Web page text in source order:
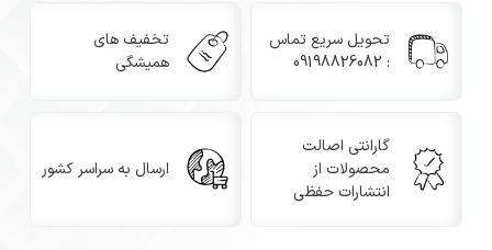
پیش‌دبستانی‌ها
مقوای ضخیم ۲۵۰ گرمی با روکش مات و مقاوم
تحویل سریع تماس
: 09198826082
تخفیف های
همیشگی
گارانتی اصالت
محصولات از
انتشارات حفظی
ارسال به سراسر کشور